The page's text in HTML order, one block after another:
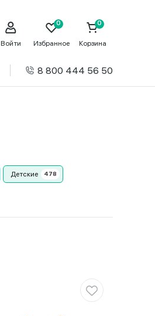
Войти Избранное Корзина
8 800 444 56 50
Детские